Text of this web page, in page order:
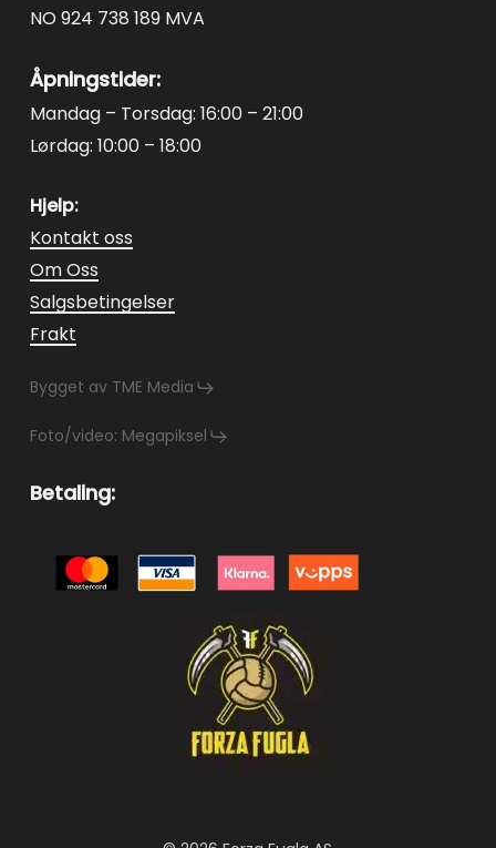
NO 924 738 189 MVA
Åpningstider:
Mandag – Torsdag: 16:00 – 21:00
Lørdag: 10:00 – 18:00
Hjelp:
Kontakt oss
Om Oss
Salgsbetingelser
Frakt
Bygget av TME Media
Foto/video: Megapiksel
Betaling: